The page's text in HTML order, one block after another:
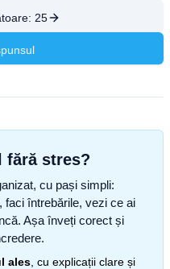
25
fără stres?
cu pași simpli:
faci întrebările, vezi ce ai
Așa înveți corect și
ales , cu explicații clare și